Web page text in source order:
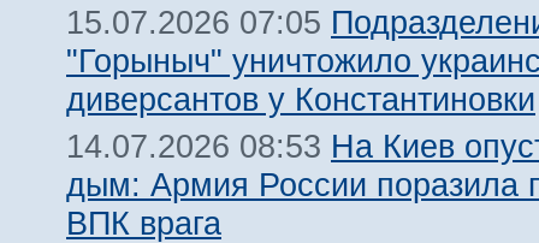
15.07.2026 07:05
"Горыныч" уничтожило
диверсантов у Константиновки
14.07.2026 08:53 На Киев
дым: Армия России поразила
ВПК врага